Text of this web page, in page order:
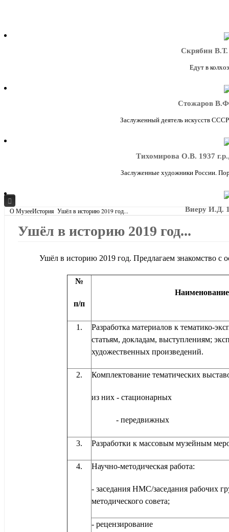
Скрябин В.Т.
Едут в
Стожаров
Заслуженный деятель искусств
Тихомирова О.В. 1937
Заслуженные художники России.
Виеру И.Д.
Народный художник
Петрик М.П.
Заслуженный деятель искусств
Заслуженный художник
Овсепян
Главная
Музей и зритель
Музейные фонды
ОТКРЫТЫЙ МУЗЕЙ
ИСТОРИЯ ОДНОЙ КАРТИНЫ
О МузееИстория Ушёл в историю 2019 год...
Ушёл в историю 2019 год...
Ушёл в историю 2019 год. Предлагаем знакомство
№
п/п
Наименование
1.
Разработка материалов к тематико-
статьям, докладам, выступлениям;
художественных произведений.
2. Комплектование тематических
из них - стационарных
- передвижных
3. Разработки к массовым музейным
4. Научно-методическая работа:
- заседания НМС/заседания рабочих
методического совета;
- рецензирование